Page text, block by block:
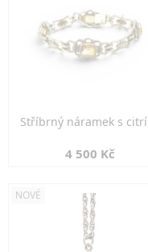
Stříbrný náramek s
4 500 Kč
NOVÉ